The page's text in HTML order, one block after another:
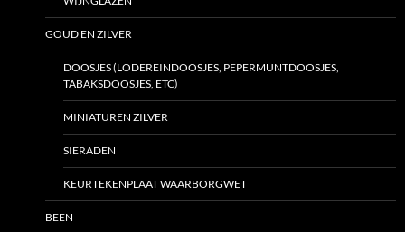
GOUD EN ZILVER
DOOSJES (LODEREINDOOSJES, PEPERMUNTDOOSJES,
TABAKSDOOSJES, ETC)
MINIATUREN ZILVER
SIERADEN
KEURTEKENPLAAT WAARBORGWET
BEEN